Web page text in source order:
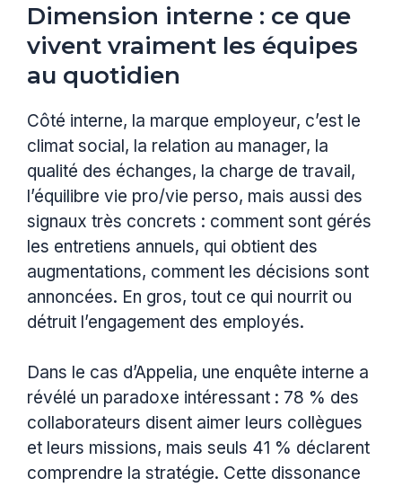
Dimension interne : ce que
vivent vraiment les équipes
au quotidien
Côté interne, la marque employeur, c’est le
climat social, la relation au manager, la
qualité des échanges, la charge de travail,
l’équilibre vie pro/vie perso, mais aussi des
signaux très concrets : comment sont gérés
les entretiens annuels, qui obtient des
augmentations, comment les décisions sont
annoncées. En gros, tout ce qui nourrit ou
détruit l’engagement des employés.
Dans le cas d’Appelia, une enquête interne a
révélé un paradoxe intéressant : 78 % des
collaborateurs disent aimer leurs collègues
et leurs missions, mais seuls 41 % déclarent
comprendre la stratégie. Cette dissonance